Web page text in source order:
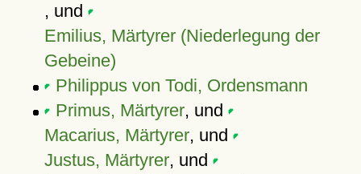
, und
Emilius, Märtyrer (Niederlegung der
Gebeine)
Philippus von Todi, Ordensmann
Primus, Märtyrer, und
Macarius, Märtyrer, und
Justus, Märtyrer, und